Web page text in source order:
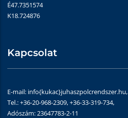
É47.7351574
K18.724876
Kapcsolat
E-mail: info{kukac}juhaszpolcrendszer.hu,
Tel.: +36-20-968-2309, +36-33-319-734,
Adószám: 23647783-2-11